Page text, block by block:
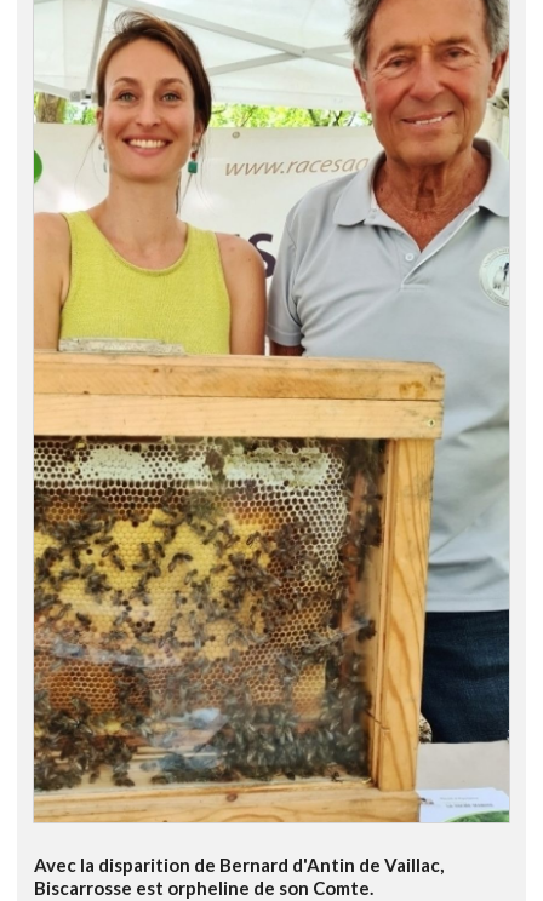
Avec la disparition de Bernard d'Antin de Vaillac,
Biscarrosse est orpheline de son Comte.